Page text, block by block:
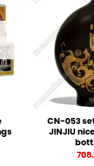
CN-053
JINJIU